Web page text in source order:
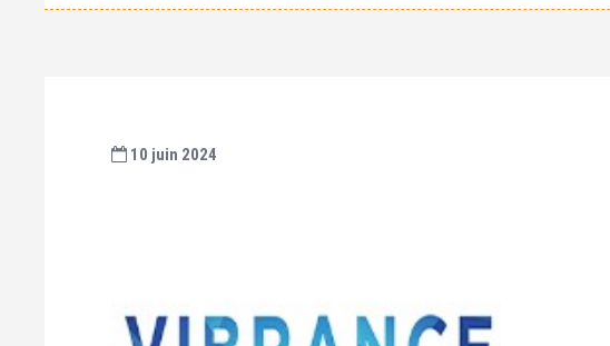
10 juin 2024